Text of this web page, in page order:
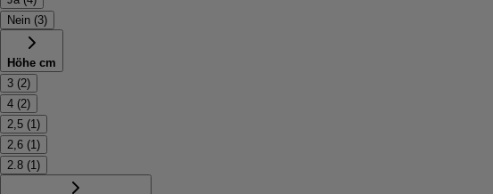
Nein (3)
Höhe cm
3 (2)
4 (2)
2,5 (1 )
2,6 (1 )
2.8 (1 )